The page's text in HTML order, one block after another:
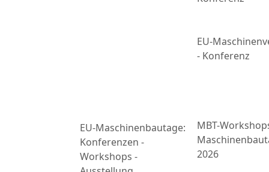
EU-Maschinenbautage:
Konferenzen -
Workshops -
EU-
- Konferenz
MBT-
2026